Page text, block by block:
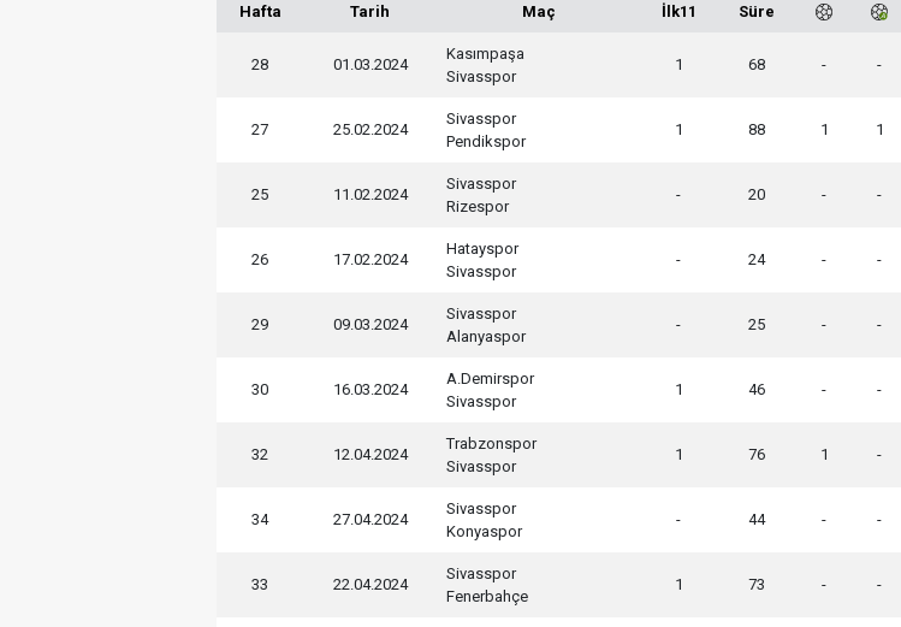
Hafta Tarih Maç İlk11 Süre
28 01.03.2024
Kasımpaşa
Sivasspor
1 68 - -
27 25.02.2024
Sivasspor
Pendikspor
1 88 1 1
25 11.02.2024
Sivasspor
Rizespor
- 20 - -
26 17.02.2024
Hatayspor
Sivasspor
- 24 - -
29 09.03.2024
Sivasspor
Alanyaspor
- 25 - -
30 16.03.2024
A.Demirspor
Sivasspor
1 46 - -
32 12.04.2024
Trabzonspor
Sivasspor
1 76 1 -
34 27.04.2024
Sivasspor
Konyaspor
- 44 - -
33 22.04.2024
Sivasspor
Fenerbahçe
1 73 - -